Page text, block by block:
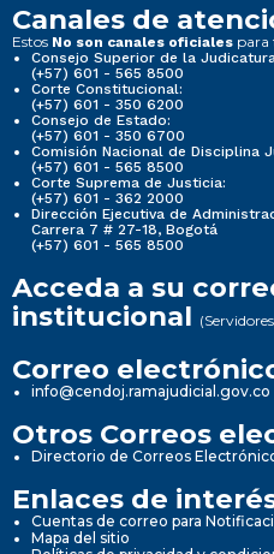
Canales de
Estos No son canales oficiales
Consejo Superior de la
(+57) 601 - 565 8500
Corte Constitucional:
(+57) 601 - 350 6200
Consejo de Estado:
(+57) 601 - 350 6700
Comisión Nacional de Disciplina
(+57) 601 - 565 8500
Corte Suprema de Justicia:
(+57) 601 - 362 2000
Dirección Ejecutiva de
Carrera 7 # 27-18, Bogotá
(+57) 601 - 565 8500
Acceda a su
institucional
Correo
info@cendoj.ramajudicial.gov.co
Otros Correos
Directorio de Correos
Enlaces de
Cuentas de correo para
Mapa del sitio